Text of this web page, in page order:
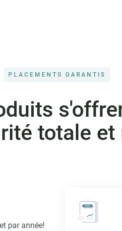
PLACEMENTS GARANTIS
totale et
par année!